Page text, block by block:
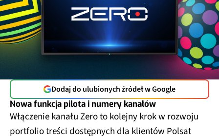
Dodaj do ulubionych źródeł w Google
Nowa funkcja pilota i numery kanałów
Włączenie kanału Zero to kolejny krok w rozwoju
portfolio treści dostępnych dla klientów Polsat